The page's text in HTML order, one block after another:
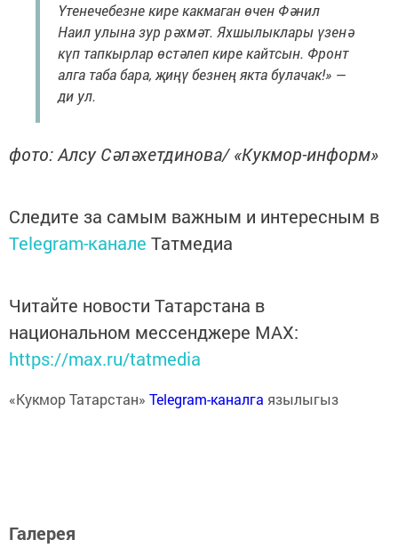
Үтенечебезне кире какмаган өчен Фәнил
Наил улына зур рәхмәт. Яхшылыклары үзенә
күп тапкырлар өстәлеп кире кайтсын. Фронт
алга таба бара, җиңү безнең якта булачак!» —
ди ул.
фото: Алсу Сәләхетдинова/ «Кукмор-информ»
Следите за самым важным и интересным в
Telegram-канале Татмедиа
Читайте новости Татарстана в
национальном мессенджере MАХ:
https://max.ru/tatmedia
«Кукмор Татарстан» Telegram-каналга язылыгыз
Галерея